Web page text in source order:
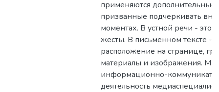
применяются
призванные подчеркивать
моментах. В устной речи - это
жесты. В письменном тексте -
расположение на странице,
материалы и изображения. Мы
информационно-
деятельность